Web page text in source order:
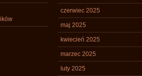
czerwiec 2025
maj 2025
kwiecień 2025
marzec 2025
luty 2025